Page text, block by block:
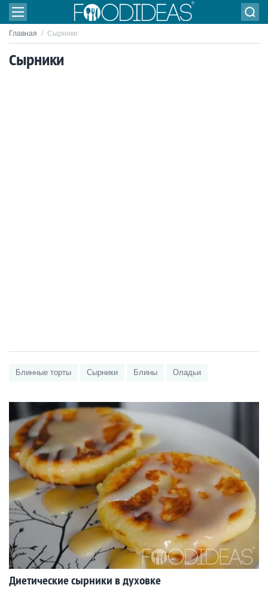
Главная / Сырники
Сырники
Блинные торты Сырники Блины Оладьи
Диетические сырники в духовке